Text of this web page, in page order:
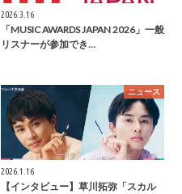
2026.3.16
「MUSIC AWARDS JAPAN 2026」一般
リスナーが参加でき…
ニュース
2026.1.16
【インタビュー】草川拓弥「スカル